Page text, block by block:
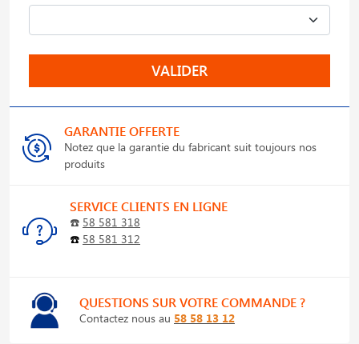
VALIDER
GARANTIE OFFERTE
Notez que la garantie du fabricant suit toujours nos
produits
SERVICE CLIENTS EN LIGNE
☎️ 58 581 318
☎️ 58 581 312
QUESTIONS SUR VOTRE COMMANDE ?
Contactez nous au 58 58 13 12